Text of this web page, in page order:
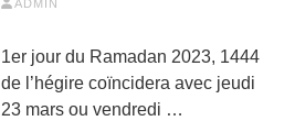
ADMIN
1er jour du Ramadan 2023, 1444
de l’hégire coïncidera avec jeudi
23 mars ou vendredi …